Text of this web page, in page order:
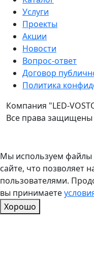
Услуги
Проекты
Акции
Новости
Вопрос-ответ
Договор
Политика
Компания "LED-
Все права защищены
Мы используем файлы
сайте, что позволяет
пользователями.
вы принимаете
Хорошо